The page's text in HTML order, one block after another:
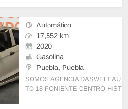
Automático
17,552 km
2020
Gasolina
Puebla, Puebla
SOMOS AGENCIA DASWELT AU
TO 18 PONIENTE CENTRO HIST